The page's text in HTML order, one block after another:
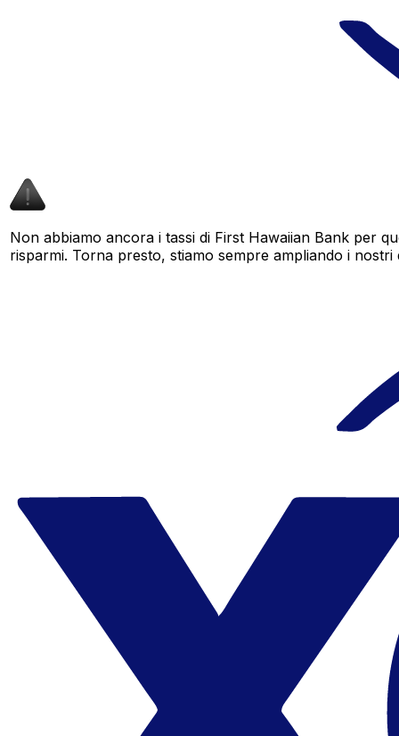
Non abbiamo ancora i tassi di First Hawaiian Bank per
risparmi. Torna presto, stiamo sempre ampliando i